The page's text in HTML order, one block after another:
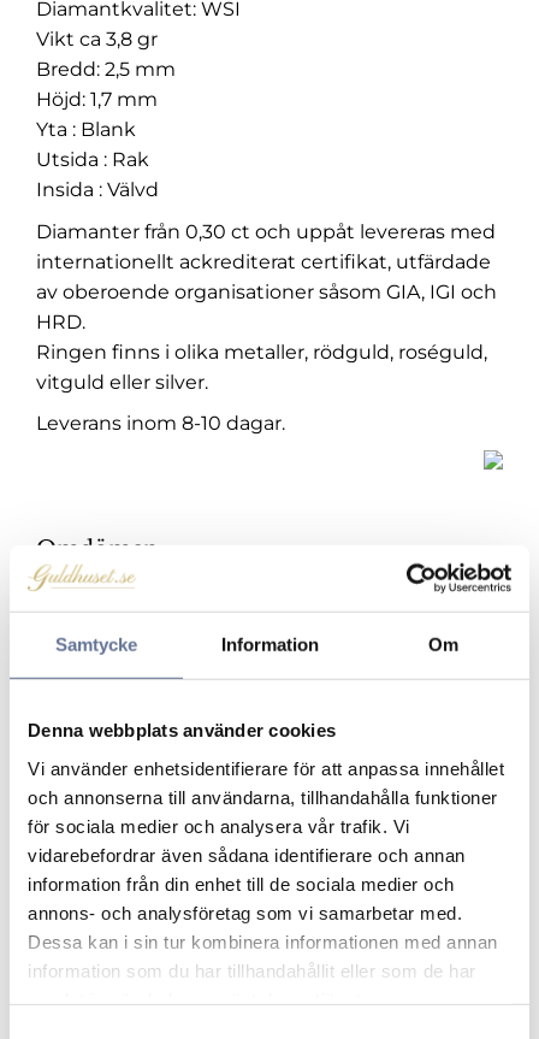
Samtycke Information Om
Denna webbplats använder cookies
Vi använder enhetsidentifierare för att anpassa innehållet
och annonserna till användarna, tillhandahålla funktioner
för sociala medier och analysera vår trafik. Vi
vidarebefordrar även sådana identifierare och annan
information från din enhet till de sociala medier och
annons- och analysföretag som vi samarbetar med.
Dessa kan i sin tur kombinera informationen med annan
information som du har tillhandahållit eller som de har
Diamantkvalitet: WSI
Vikt ca 3,8 gr
Bredd: 2,5 mm
Höjd: 1,7 mm
Yta : Blank
Utsida : Rak
Insida : Välvd
Diamanter från 0,30 ct och uppåt levereras med
internationellt ackrediterat certifikat, utfärdade
av oberoende organisationer såsom GIA, IGI och
HRD.
Ringen finns i olika metaller, rödguld, roséguld,
vitguld eller silver.
Leverans inom 8-10 dagar.
Omdömen
Produkter från samma kategori